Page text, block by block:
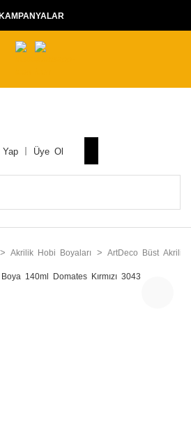
Üye Ol
Akrilik Hobi Boyaları ArtDeco Büst Akrilik